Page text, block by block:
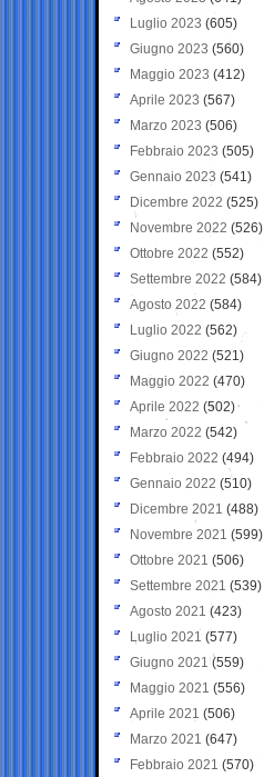
Luglio 2023 (605)
Giugno 2023 (560)
Maggio 2023 (412)
Aprile 2023 (567)
Marzo 2023 (506)
Febbraio 2023 (505)
Gennaio 2023 (541)
Dicembre 2022 (525)
Novembre 2022 (526)
Ottobre 2022 (552)
Settembre 2022 (584)
Agosto 2022 (584)
Luglio 2022 (562)
Giugno 2022 (521)
Maggio 2022 (470)
Aprile 2022 (502)
Marzo 2022 (542)
Febbraio 2022 (494)
Gennaio 2022 (510)
Dicembre 2021 (488)
Novembre 2021 (599)
Ottobre 2021 (506)
Settembre 2021 (539)
Agosto 2021 (423)
Luglio 2021 (577)
Giugno 2021(559)
Maggio 2021 (556)
Aprile 2021 (506)
Marzo 2021 (647)
Febbraio 2021 (570)